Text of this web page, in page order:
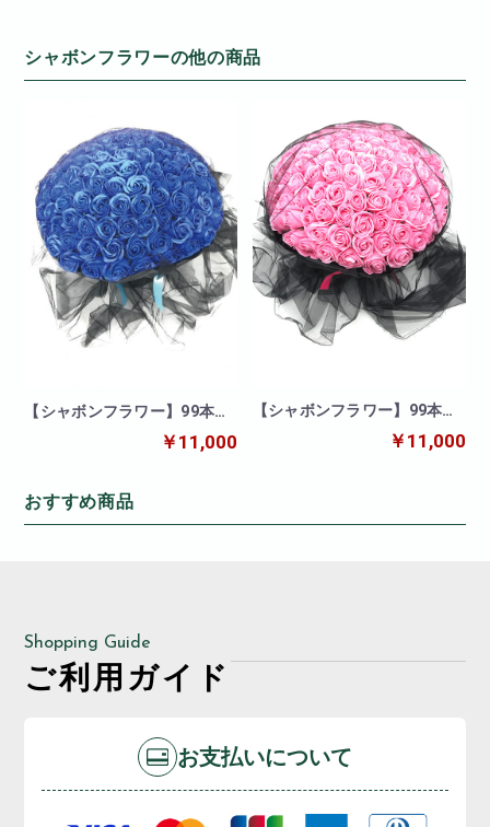
シャボンフラワーの他の商品
【シャボンフラワー】99本ブ
￥11,000
【シャボンフラワー】99本ブ
￥11,000
おすすめ商品
Shopping Guide
ご利用ガイド
お支払いについて